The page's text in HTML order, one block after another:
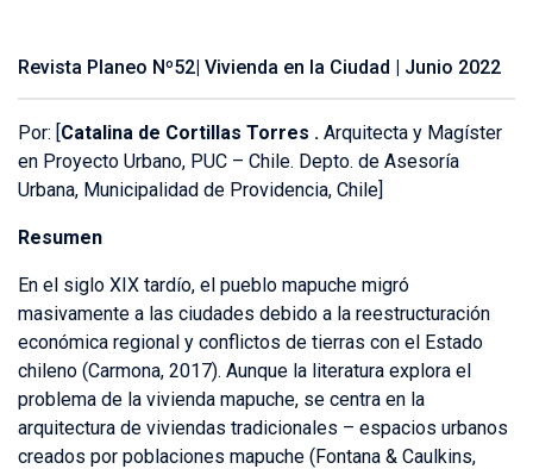
Revista Planeo Nº52| Vivienda en la Ciudad | Junio 2022
Por: [Catalina de Cortillas Torres . Arquitecta y Magíster
en Proyecto Urbano, PUC – Chile. Depto. de Asesoría
Urbana, Municipalidad de Providencia, Chile]
Resumen
En el siglo XIX tardío, el pueblo mapuche migró
masivamente a las ciudades debido a la reestructuración
económica regional y conflictos de tierras con el Estado
chileno (Carmona, 2017). Aunque la literatura explora el
problema de la vivienda mapuche, se centra en la
arquitectura de viviendas tradicionales – espacios urbanos
creados por poblaciones mapuche (Fontana & Caulkins,